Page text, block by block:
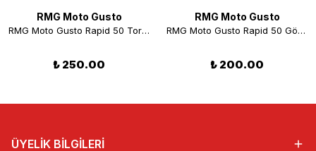
RMG Moto Gusto
RMG Moto Gusto Rapid 50 Torpido Alt Parça
₺ 250.00
RMG Moto Gusto
RMG Moto Gusto Rapid 50 Gösterge Plastiği
₺ 200.00
ÜYELİK BİLGİLERİ